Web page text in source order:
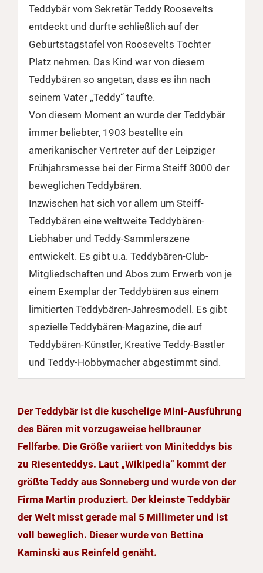
Teddybär vom Sekretär Teddy Roosevelts
entdeckt und durfte schließlich auf der
Geburtstagstafel von Roosevelts Tochter
Platz nehmen. Das Kind war von diesem
Teddybären so angetan, dass es ihn nach
seinem Vater „Teddy“ taufte.
Von diesem Moment an wurde der Teddybär
immer beliebter, 1903 bestellte ein
amerikanischer Vertreter auf der Leipziger
Frühjahrsmesse bei der Firma Steiff 3000 der
beweglichen Teddybären.
Inzwischen hat sich vor allem um Steiff-
Teddybären eine weltweite Teddybären-
Liebhaber und Teddy-Sammlerszene
entwickelt. Es gibt u.a. Teddybären-Club-
Mitgliedschaften und Abos zum Erwerb von je
einem Exemplar der Teddybären aus einem
limitierten Teddybären-Jahresmodell. Es gibt
spezielle Teddybären-Magazine, die auf
Teddybären-Künstler, Kreative Teddy-Bastler
und Teddy-Hobbymacher abgestimmt sind.
Der Teddybär ist die kuschelige Mini-Ausführung
des Bären mit vorzugsweise hellbrauner
Fellfarbe. Die Größe variiert von Miniteddys bis
zu Riesenteddys. Laut „Wikipedia“ kommt der
größte Teddy aus Sonneberg und wurde von der
Firma Martin produziert. Der kleinste Teddybär
der Welt misst gerade mal 5 Millimeter und ist
voll beweglich. Dieser wurde von Bettina
Kaminski aus Reinfeld genäht.